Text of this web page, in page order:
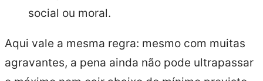
social ou moral.
Aqui vale a mesma regra: mesmo com muitas
agravantes, a pena ainda não pode ultrapassar